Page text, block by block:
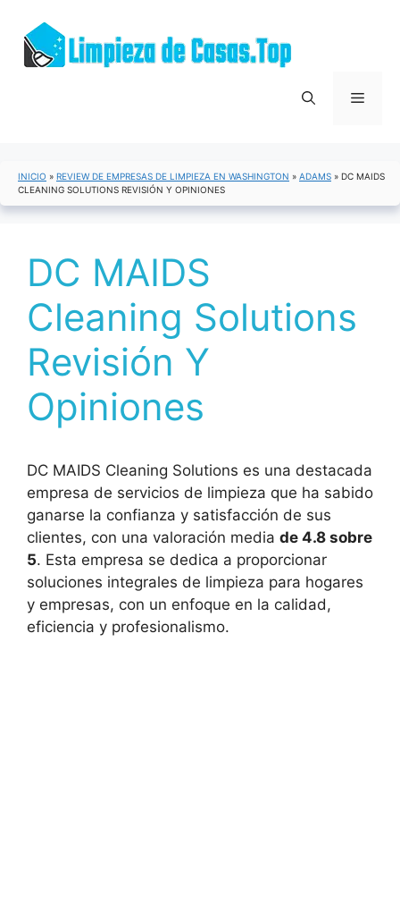
contenido
Menú
INICIO » REVIEW DE EMPRESAS DE LIMPIEZA EN WASHINGTON » ADAMS » DC MAIDS
CLEANING SOLUTIONS REVISIÓN Y OPINIONES
DC MAIDS
Cleaning Solutions
Revisión Y
Opiniones
DC MAIDS Cleaning Solutions es una destacada
empresa de servicios de limpieza que ha sabido
ganarse la confianza y satisfacción de sus
clientes, con una valoración media de 4.8 sobre
5. Esta empresa se dedica a proporcionar
soluciones integrales de limpieza para hogares
y empresas, con un enfoque en la calidad,
eficiencia y profesionalismo.